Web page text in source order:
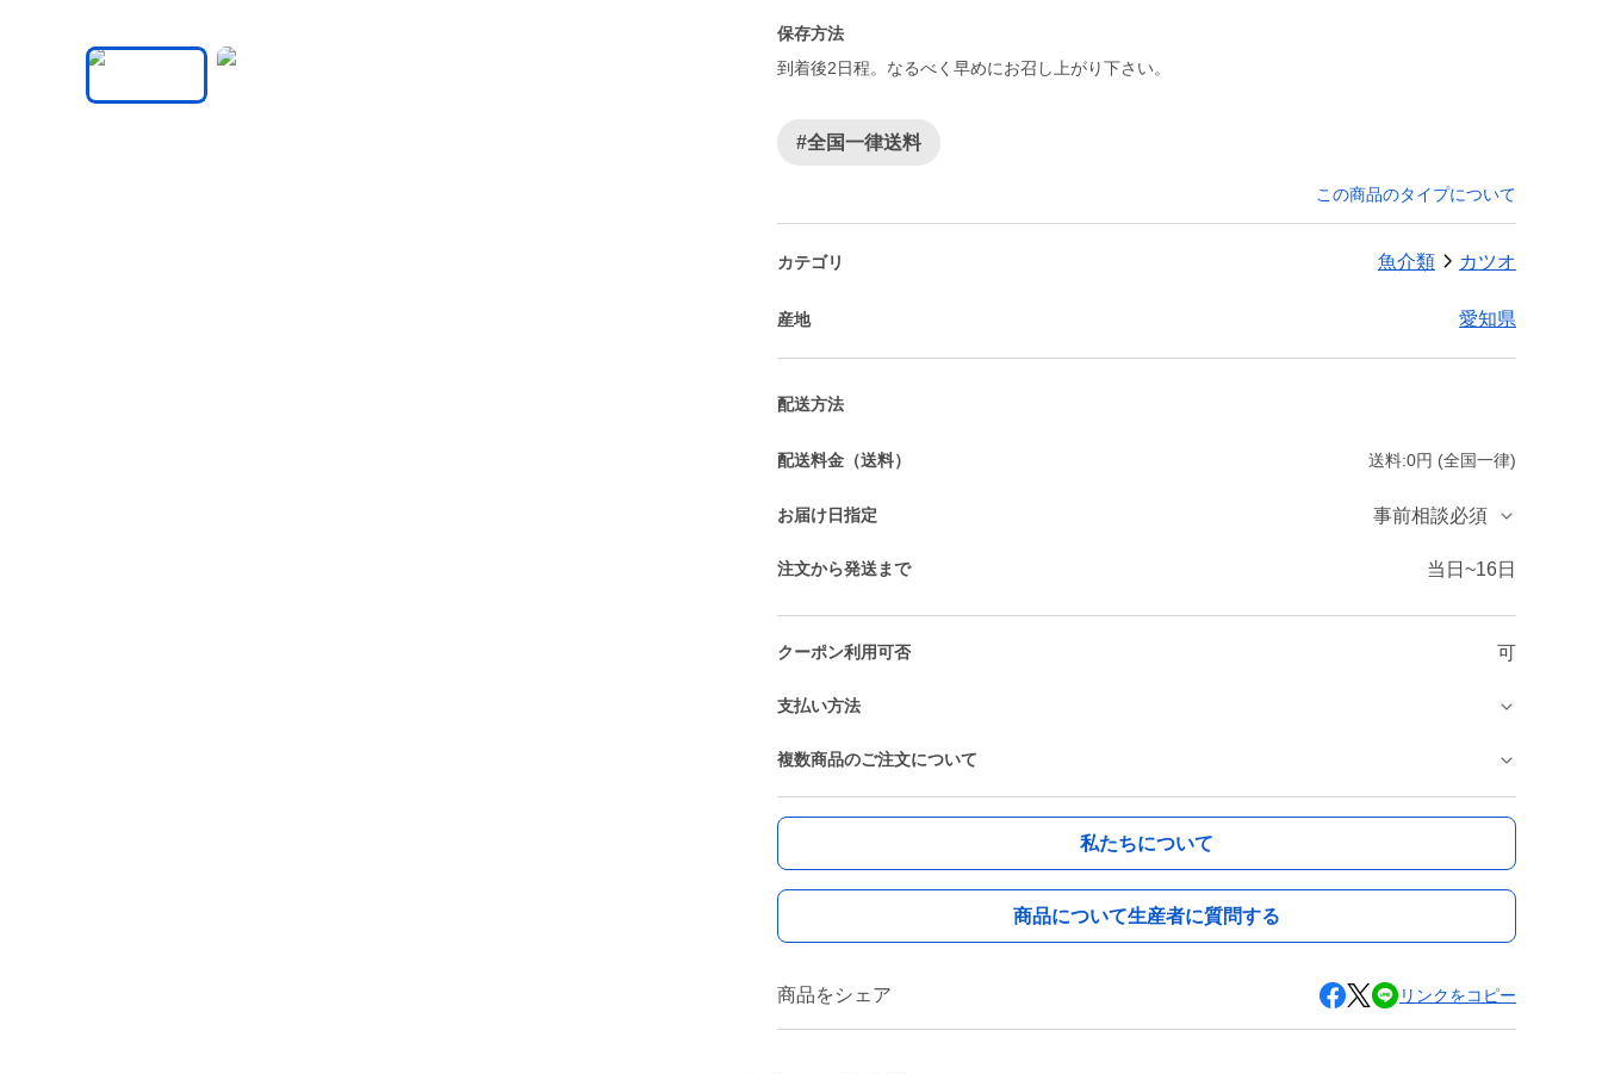
保存方法
到着後2日程。なるべく早めにお召し上がり下さい。
#全国一律送料
この商品のタイプについて
カテゴリ 魚介類 カツオ
産地 愛知県
配送方法
配送料金（送料） 送料:0円 (全国一律)
お届け日指定 事前相談必須
注文から発送まで 当日~16日
クーポン利用可否 可
支払い方法
複数商品のご注文について
私たちについて
商品について生産者に質問する
商品をシェア リンクをコピー